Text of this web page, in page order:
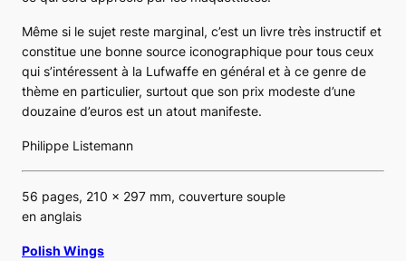
Même si le sujet reste marginal, c’est un livre très instructif et
constitue une bonne source iconographique pour tous ceux
qui s’intéressent à la Lufwaffe en général et à ce genre de
thème en particulier, surtout que son prix modeste d’une
douzaine d’euros est un atout manifeste.
Philippe Listemann
56 pages, 210 x 297 mm, couverture souple
en anglais
Polish Wings